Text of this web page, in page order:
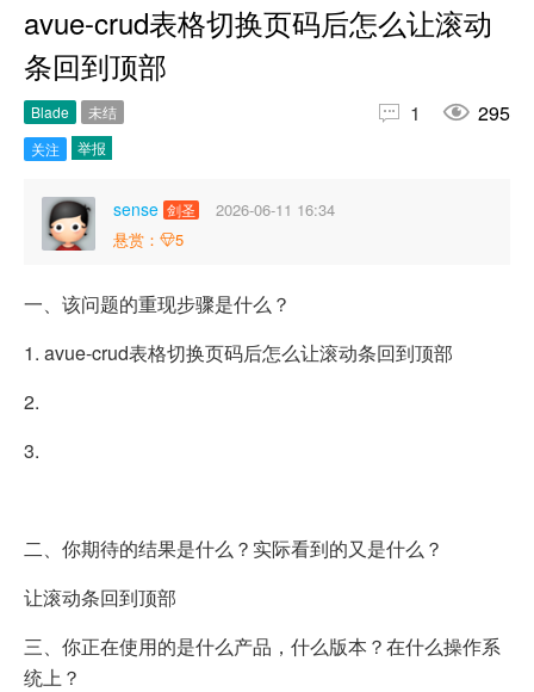
avue-crud表格切换页码后怎么让滚动
条回到顶部
Blade
未结
关注
举报
 1  295
sense 剑圣
2026-06-11 16:34
悬赏：
5
一、该问题的重现步骤是什么？
1. avue-crud表格切换页码后怎么让滚动条回到顶部
2.
3.
二、你期待的结果是什么？实际看到的又是什么？
让滚动条回到顶部
三、你正在使用的是什么产品，什么版本？在什么操作系
统上？